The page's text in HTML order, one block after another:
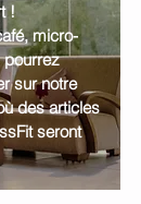
!
micro-
pourrez
sur notre
des articles
seront